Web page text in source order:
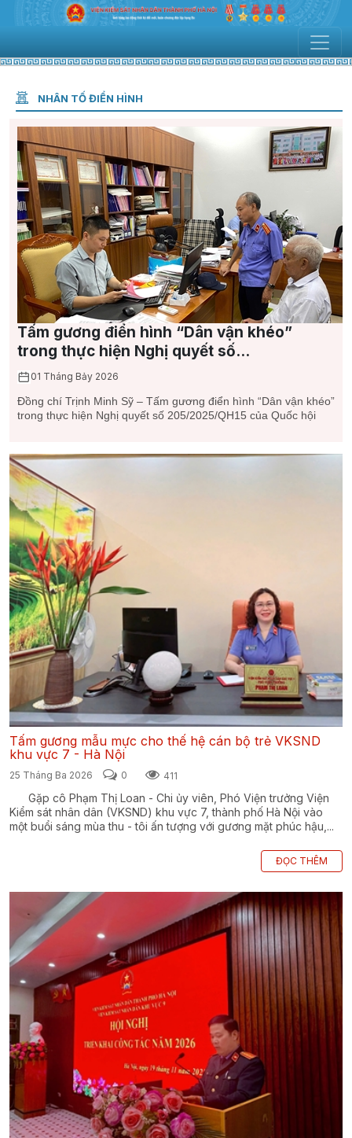
NHÂN TỐ ĐIỂN HÌNH
Tấm gương điển hình “Dân vận khéo”
trong thực hiện Nghị quyết số...
01 Tháng Bảy 2026
Đồng chí Trịnh Minh Sỹ – Tấm gương điển hình “Dân vận khéo”
trong thực hiện Nghị quyết số 205/2025/QH15 của Quốc hội
Tấm gương mẫu mực cho thế hệ cán bộ trẻ VKSND
khu vực 7 - Hà Nội
25 Tháng Ba 2026 0 411
Gặp cô Phạm Thị Loan - Chi ủy viên, Phó Viện trưởng Viện
Kiểm sát nhân dân (VKSND) khu vực 7, thành phố Hà Nội vào
một buổi sáng mùa thu - tôi ấn tượng với gương mặt phúc hậu,...
ĐỌC THÊM